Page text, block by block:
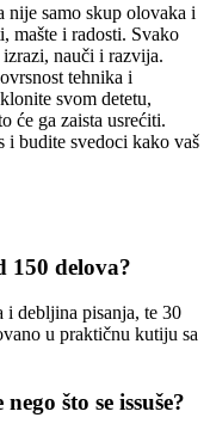
nije samo skup olovaka i
mašte i radosti. Svako
izrazi, nauči i razvija.
tehnika i
svom detetu,
će ga zaista usrećiti.
i budite svedoci kako vaš
150 delova?
i debljina pisanja, te 30
u praktičnu kutiju sa
što se issuše?